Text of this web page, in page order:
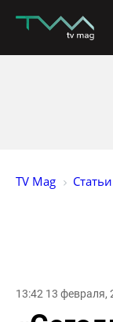
TV Mag Статьи
13:42 13 февраля,